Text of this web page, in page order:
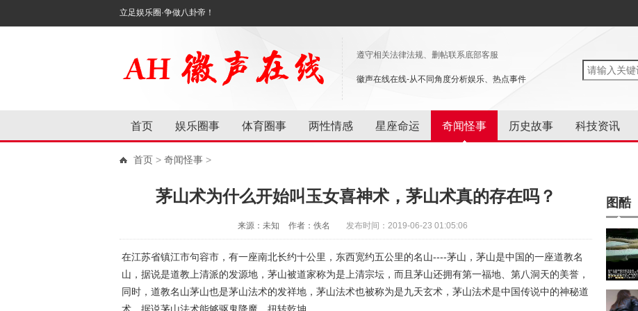
立足娱乐圈·争做八卦帝！
遵守相关法律法规、删帖联系底部客服
徽声在线在线-从不同角度分析娱乐、热点事件
首页 娱乐圈事 体育圈事 两性情感 星座命运 奇闻怪事 历史故事 科技资讯
首页 > 奇闻怪事 >
茅山术为什么开始叫玉女喜神术，茅山术真的存在吗？
来源：未知 作者：佚名 发布时间：2019-06-23 01:05:06
在江苏省镇江市句容市，有一座南北长约十公里，东西宽约五公里的名山----茅山，茅山是中国的一座道教名
山，据说是道教上清派的发源地，茅山被道家称为是上清宗坛，而且茅山还拥有第一福地、第八洞天的美誉，
同时，道教名山茅山也是茅山法术的发祥地，茅山法术也被称为是九天玄术，茅山法术是中国传说中的神秘道
图酷